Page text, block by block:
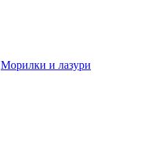
Морилки и лазури